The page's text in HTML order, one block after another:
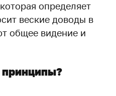
определяет
веские доводы в
общее видение и
принципы?